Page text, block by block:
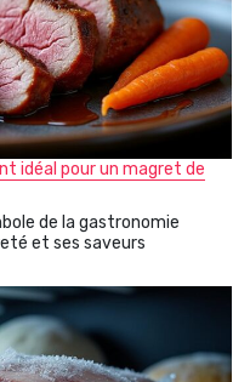
idéal pour un magret de
de la gastronomie
et ses saveurs